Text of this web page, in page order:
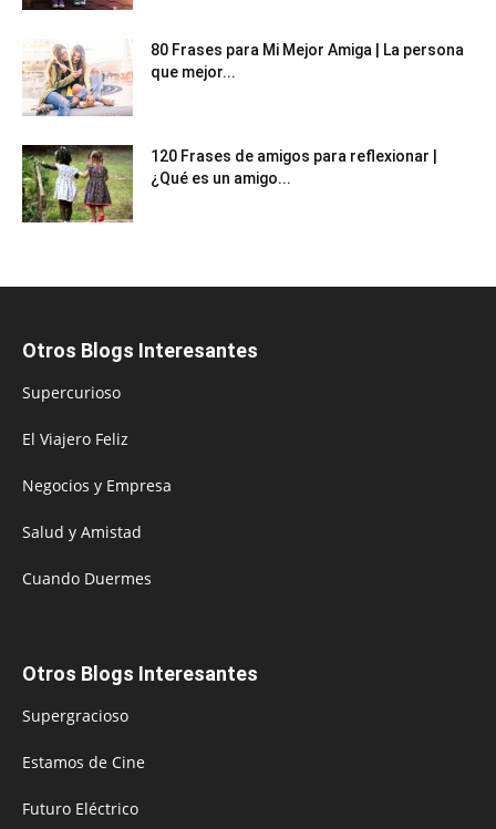
80 Frases para Mi Mejor Amiga | La persona
que mejor...
120 Frases de amigos para reflexionar |
¿Qué es un amigo...
Otros Blogs Interesantes
Supercurioso
El Viajero Feliz
Negocios y Empresa
Salud y Amistad
Cuando Duermes
Otros Blogs Interesantes
Supergracioso
Estamos de Cine
Futuro Eléctrico